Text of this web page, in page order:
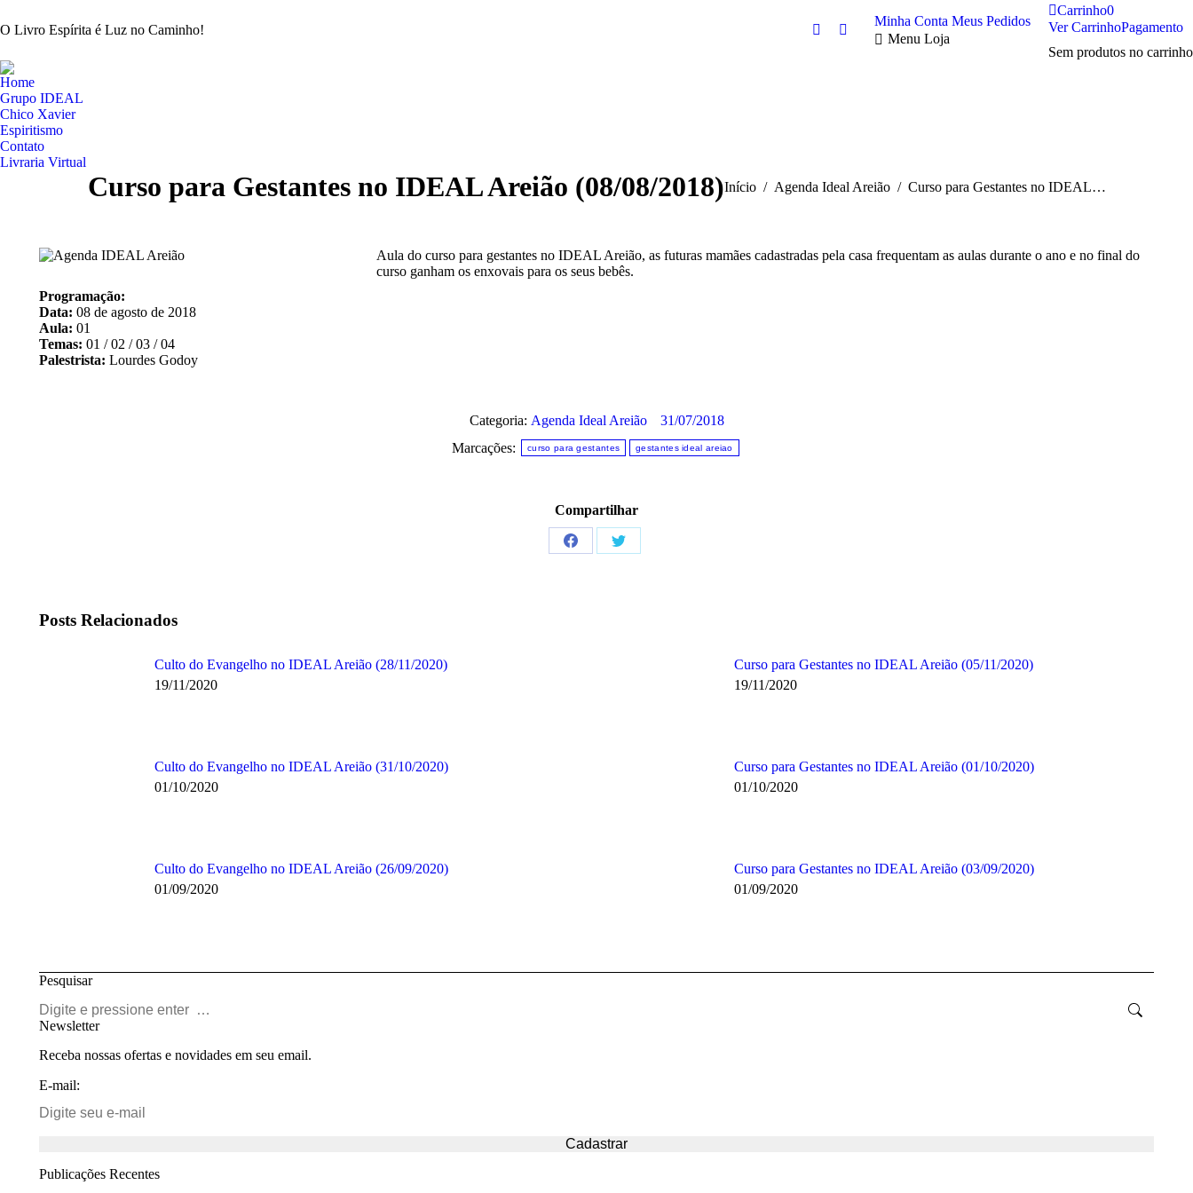
O Livro Espírita é Luz no Caminho!
TwitterFacebook
Minha Conta Meus Pedidos
Menu Loja
Carrinho0
Ver CarrinhoPagamento
Sem produtos no carrinho
Home
Grupo IDEAL
Chico Xavier
Espiritismo
Contato
Livraria Virtual
Curso para Gestantes no IDEAL Areião (08/08/2018)Você está aqui:
Início Agenda Ideal Areião Curso para Gestantes no IDEAL…
Aula do curso para gestantes no IDEAL Areião, as futuras mamães cadastradas pela casa frequentam as aulas durante o ano e no final do
curso ganham os enxovais para os seus bebês.
Programação:
Data: 08 de agosto de 2018
Aula: 01
Temas: 01 / 02 / 03 / 04
Palestrista: Lourdes Godoy
Categoria: Agenda Ideal Areião
31/07/2018
Marcações:
curso para gestantes gestantes ideal areiao
Compartilhar
Share
Share
Posts Relacionados
Culto do Evangelho no IDEAL Areião (28/11/2020)
19/11/2020
Curso para Gestantes no IDEAL Areião (05/11/2020)
19/11/2020
Culto do Evangelho no IDEAL Areião (31/10/2020)
01/10/2020
Curso para Gestantes no IDEAL Areião (01/10/2020)
01/10/2020
Culto do Evangelho no IDEAL Areião (26/09/2020)
01/09/2020
Curso para Gestantes no IDEAL Areião (03/09/2020)
01/09/2020
Pesquisar
Buscar
Newsletter
Receba nossas ofertas e novidades em seu email.
E-mail:
Publicações Recentes